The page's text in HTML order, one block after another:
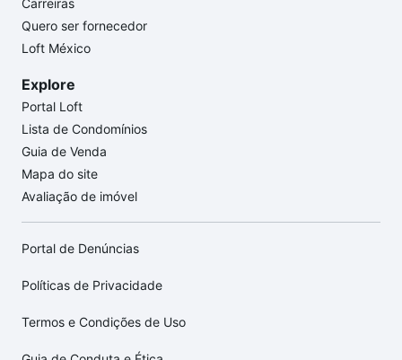
Carreiras
Quero ser fornecedor
Loft México
Explore
Portal Loft
Lista de Condomínios
Guia de Venda
Mapa do site
Avaliação de imóvel
Portal de Denúncias
Políticas de Privacidade
Termos e Condições de Uso